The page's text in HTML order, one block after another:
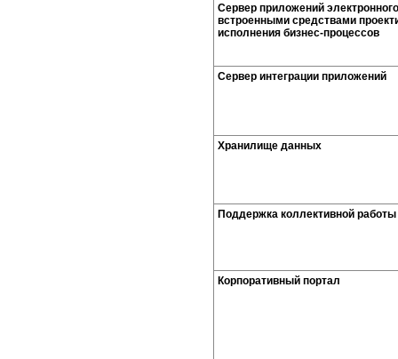
Сервер приложений
встроенными средствами
исполнения бизнес-процессов
Сервер интеграции приложений
Хранилище данных
Поддержка коллективной работы
Корпоративный портал